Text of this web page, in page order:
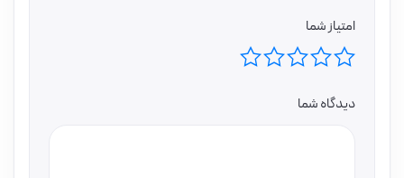
امتیاز شما
دیدگاه شما